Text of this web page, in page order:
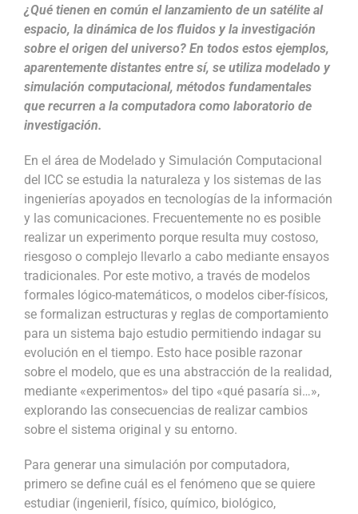
¿Qué tienen en común el lanzamiento de un satélite al
espacio, la dinámica de los fluidos y la investigación
sobre el origen del universo? En todos estos ejemplos,
aparentemente distantes entre sí, se utiliza modelado y
simulación computacional, métodos fundamentales
que recurren a la computadora como laboratorio de
investigación.
En el área de Modelado y Simulación Computacional
del ICC se estudia la naturaleza y los sistemas de las
ingenierías apoyados en tecnologías de la información
y las comunicaciones. Frecuentemente no es posible
realizar un experimento porque resulta muy costoso,
riesgoso o complejo llevarlo a cabo mediante ensayos
tradicionales. Por este motivo, a través de modelos
formales lógico-matemáticos, o modelos ciber-físicos,
se formalizan estructuras y reglas de comportamiento
para un sistema bajo estudio permitiendo indagar su
evolución en el tiempo. Esto hace posible razonar
sobre el modelo, que es una abstracción de la realidad,
mediante «experimentos» del tipo «qué pasaría si…»,
explorando las consecuencias de realizar cambios
sobre el sistema original y su entorno.
Para generar una simulación por computadora,
primero se define cuál es el fenómeno que se quiere
estudiar (ingenieril, físico, químico, biológico,